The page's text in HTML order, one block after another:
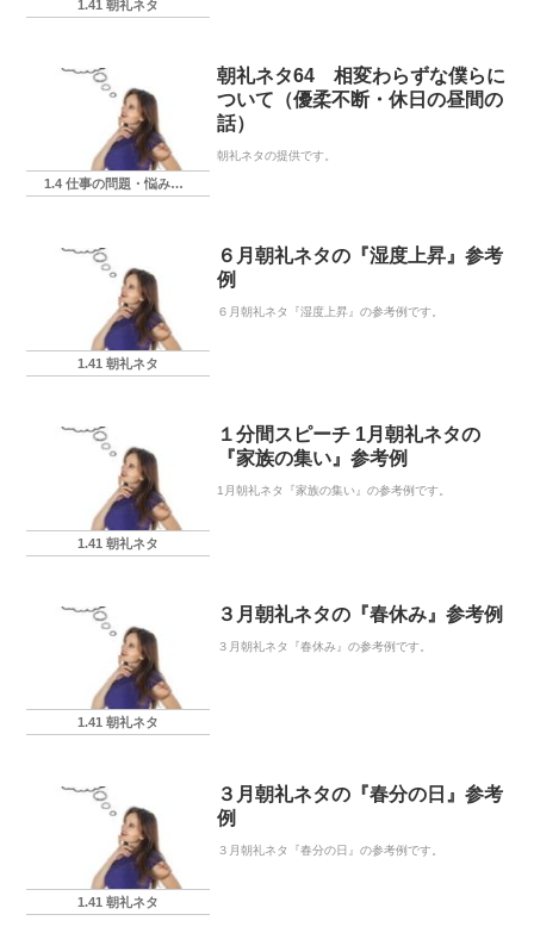
1.41 朝礼ネタ
1.4 仕事の問題・悩み・相談
朝礼ネタ64 相変わらずな僕らに
ついて（優柔不断・休日の昼間の
話）
朝礼ネタの提供です。
1.41 朝礼ネタ
６月朝礼ネタの『湿度上昇』参考
例
６月朝礼ネタ『湿度上昇』の参考例です。
1.41 朝礼ネタ
１分間スピーチ 1月朝礼ネタの
『家族の集い』参考例
1月朝礼ネタ『家族の集い』の参考例です。
1.41 朝礼ネタ
３月朝礼ネタの『春休み』参考例
３月朝礼ネタ『春休み』の参考例です。
1.41 朝礼ネタ
３月朝礼ネタの『春分の日』参考
例
３月朝礼ネタ『春分の日』の参考例です。